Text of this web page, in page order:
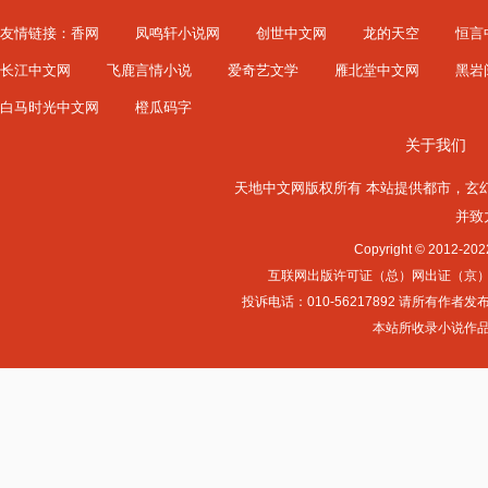
友情链接： 香网 凤鸣轩小说网 创世中文网 龙的天空 恒言
长江中文网 飞鹿言情小说 爱奇艺文学 雁北堂中文网 黑岩
白马时光中文网 橙瓜码字
关于我们
天地中文网版权所有 本站提供都市， 玄
并致
Copyright © 2012-
互联网出版许可证（总）网出证（京
投诉电话：010-56217892 请所有作者发
本站所收录小说作